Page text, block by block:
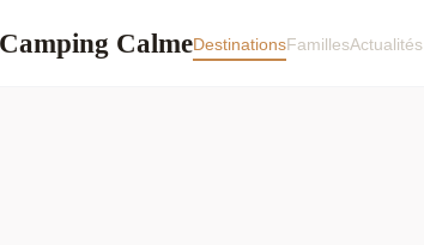
Camping CalmeDestinationsFamillesActualités